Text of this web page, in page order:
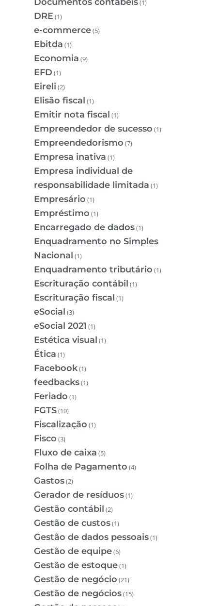
(1)
DRE(1)
e-commerce(5)
Ebitda (1)
Economia (9)
EFD (1)
Eireli (2)
Elisão fiscal (1)
Emitir nota fiscal (1)
Empreendedor de sucesso (1)
Empreendedorismo (7)
Empresa inativa (1)
Empresa individual de
responsabilidade limitada (1)
Empresário (1)
Empréstimo (1)
Encarregado de dados(1)
Enquadramento no Simples
Nacional (1)
Enquadramento tributário (1)
Escrituração contábil (1)
Escrituração fiscal (1)
eSocial (3)
eSocial 2021 (1)
Estética visual (1)
Ética (1)
Facebook(1)
feedbacks(1)
Feriado (1)
FGTS(10)
Fiscalização (1)
Fisco (3)
Fluxo de caixa (5)
Folha de Pagamento (4)
Gastos(2)
Gerador de resíduos(1)
Gestão contábil (2)
Gestão de custos(1)
Gestão de dados pessoais(1)
Gestão de equipe(6)
Gestão de estoque(1)
Gestão de negócio (21)
Gestão de negócios(15)